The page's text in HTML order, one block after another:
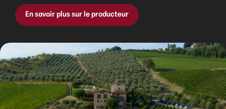
En savoir plus sur le producteur